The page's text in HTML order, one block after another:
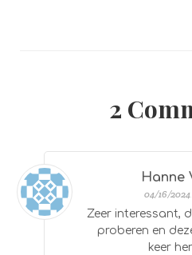
2
Hanne
04/16/2024
Zeer interessant,
proberen en
keer